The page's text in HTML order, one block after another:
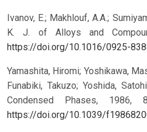
Ivanov, E.; Makhlouf, A.A.;
K. J. of Alloys and
https://doi.org/10.1016/0925-
Yamashita, Hiromi; Yoshikawa,
Funabiki, Takuzo; Yoshida,
Condensed Phases,
https://doi.org/10.1039/